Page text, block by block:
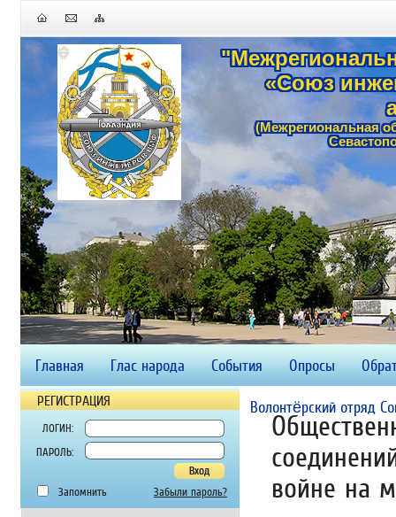
«Союз
(Межрегиональная
Главная Глас народа События Опросы
Поиск выпускников. Форум Волонтёрский отряд
ЛОГИН:
ПАРОЛЬ:
Запомнить Забыли пароль?
РЕГИСТРАЦИЯ
войне на